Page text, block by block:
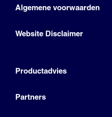
Algemene voorwaarden
Website Disclaimer
Productadvies
Partners